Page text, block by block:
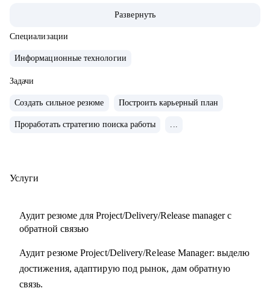
• Обучение и сертификаты:
• 2024 — ITSM. Основы управления ИТ-услугами
• 2022 — «Поколение Python: курс для начинающих»
• 2021 — Kanban System Design, Professional Scrum Master
• Аудит резюме для Project / Delivery / Release Manager
• Переход в управление из разработки / аналитики /
Кому могу помочь:
усилить резюме, поднять отклики и двигаться к более
сильным компаниям.
• Системным и продуктовым аналитикам, разработчикам и
Развернуть
Специализации
Информационные технологии
Задачи
Создать сильное резюме Построить карьерный план
Проработать стратегию поиска работы ...
Услуги
Аудит резюме для Project/Delivery/Release manager с
обратной связью
Аудит резюме Project/Delivery/Release Manager: выделю
достижения, адаптирую под рынок, дам обратную
связь.